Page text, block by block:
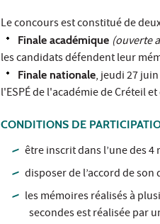
Le concours est constitué de
Finale académique (ouverte
les candidats défendent leur
Finale nationale, jeudi 27
l'ESPÉ de l'académie de Créteil
CONDITIONS DE
être inscrit dans l’une des 4
disposer de l’accord de
les mémoires réalisés à
secondes est réalisée par